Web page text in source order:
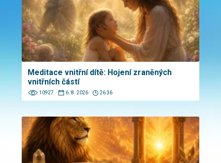
Meditace vnitřní dítě: Hojení zraněných
vnitřních částí
10927 6. 8. 2026 26:36